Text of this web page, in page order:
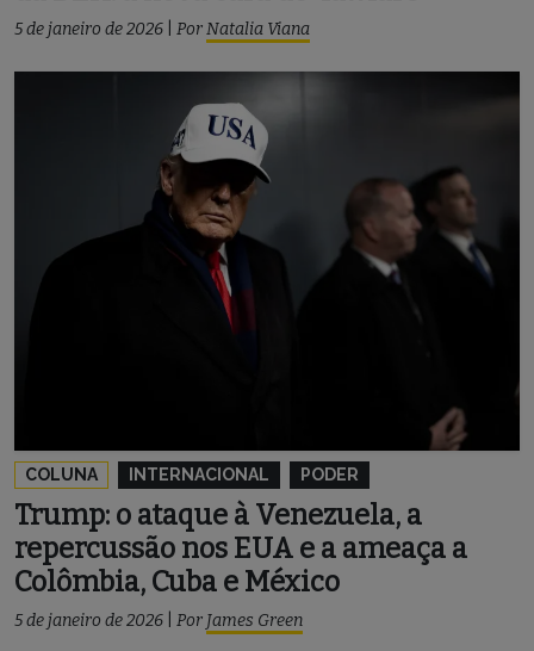
5 de janeiro de 2026 PorNatalia Viana
COLUNA INTERNACIONAL PODER
Trump: o ataque à Venezuela, a
repercussão nos EUA e a ameaça a
Colômbia, Cuba e México
5 de janeiro de 2026 Por James Green